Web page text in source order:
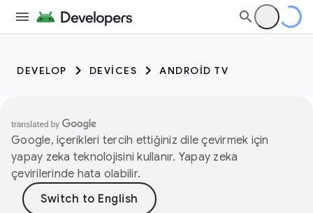
DEVELOP DEVICES ANDROID TV
Google, içerikleri tercih ettiğiniz dile çevirmek için
yapay zeka teknolojisini kullanır. Yapay zeka
çevirilerinde hata olabilir.